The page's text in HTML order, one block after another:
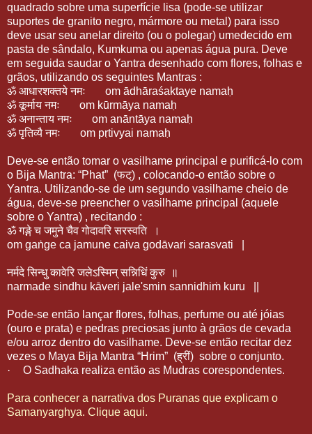
quadrado sobre uma superfície lisa (pode-se utilizar
suportes de granito negro, mármore ou metal) para isso
deve usar seu anelar direito (ou o polegar) umedecido em
pasta de sândalo, Kumkuma ou apenas água pura. Deve
em seguida saudar o Yantra desenhado com flores, folhas e
grãos, utilizando os seguintes Mantras :
ॐ आधारशक्तये नमः
om ādhāraśaktaye namaḥ
ॐ कूर्माय नमः
om kūrmāya namaḥ
ॐ अनान्ताय नमः
om anāntāya namaḥ
ॐ पृतिव्यै नमः om pṛtivyai namaḥ
Deve-se então tomar o vasilhame principal e purificá-lo com
o Bija Mantra: “Phat” (फट्) , colocando-o então sobre o
Yantra. Utilizando-se de um segundo vasilhame cheio de
água, deve-se preencher o vasilhame principal (aquele
sobre o Yantra) , recitando :
ॐ गङ्गे च जमुने चैव गोदावरि सरस्वति
।
om gaṅge ca jamune caiva godāvari sarasvati
नर्मदे सिन्धु कावेरि जलेऽस्मिन् सन्निधिं कुरु
॥
narmade sindhu kāveri jale'smin sannidhiṁ kuru
Pode-se então lançar flores, folhas, perfume ou até jóias
(ouro e prata) e pedras preciosas junto à grãos de cevada
e/ou arroz dentro do vasilhame. Deve-se então recitar dez
vezes o Maya Bija Mantra “Hrim” (ह्रीं) sobre o conjunto.
·
O Sadhaka realiza então as Mudras corespondentes.
Para conhecer a narrativa dos Puranas que explicam o
Samanyarghya. Clique aqui.